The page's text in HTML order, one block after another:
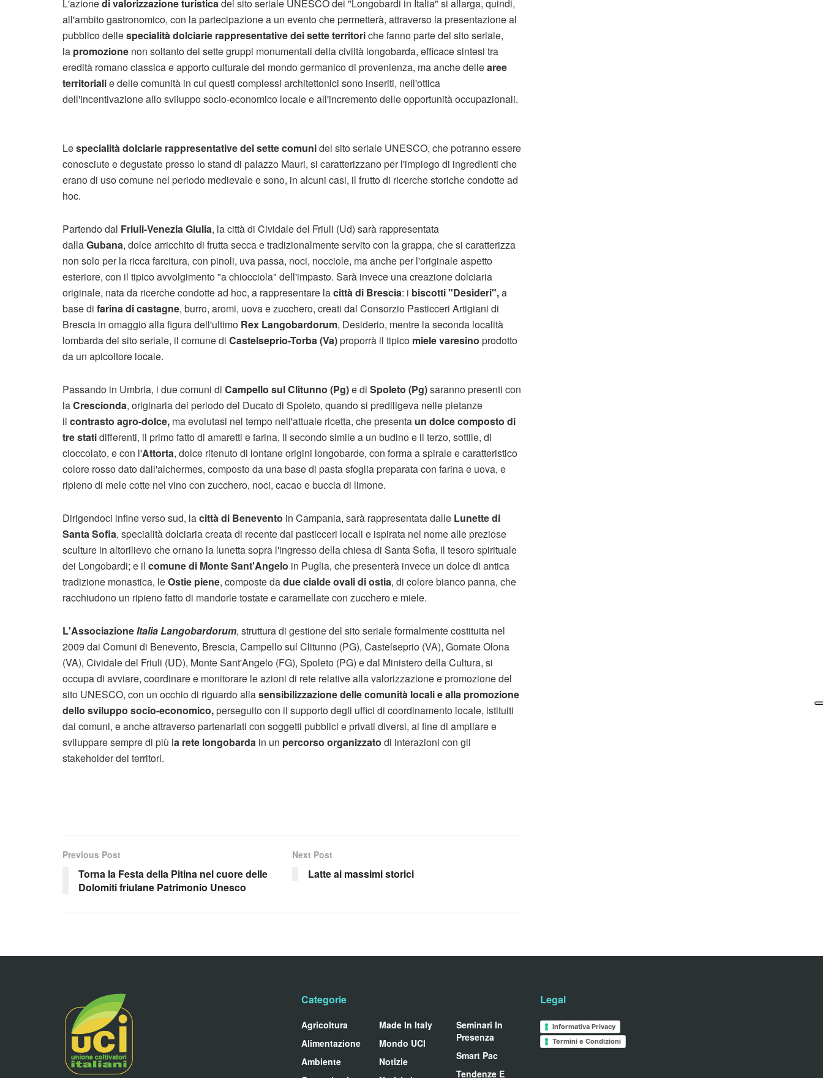
L'azionedi valorizzazione turisticadel sito seriale UNESCO dei "Longobardi in Italia" si allarga, quindi,
all'ambito gastronomico, con la partecipazione a un evento che permetterà, attraverso la presentazione al
pubblico dellespecialità dolciarie rappresentative dei sette territoriche fanno parte del sito seriale,
la promozione non soltanto dei sette gruppi monumentali della civiltà longobarda, efficace sintesi tra
eredità romano classica e apporto culturale del mondo germanico di provenienza, ma anche dellearee
territorialie delle comunità in cui questi complessi architettonici sono inseriti, nell'ottica
dell'incentivazione allo sviluppo socio-economico locale e all'incremento delle opportunità occupazionali.
Lespecialità dolciarie rappresentative dei sette comunidel sito seriale UNESCO, che potranno essere
conosciute e degustate presso lo stand di palazzo Mauri, si caratterizzano per l'impiego di ingredienti che
erano di uso comune nel periodo medievale e sono, in alcuni casi, il frutto di ricerche storiche condotte ad
hoc.
Partendo dal Friuli-Venezia Giulia, la città di Cividale del Friuli (Ud) sarà rappresentata
dallaGubana, dolce arricchito di frutta secca e tradizionalmente servito con la grappa, che si caratterizza
non solo per la ricca farcitura, con pinoli, uva passa, noci, nocciole, ma anche per l'originale aspetto
esteriore, con il tipico avvolgimento "a chiocciola" dell'impasto. Sarà invece una creazione dolciaria
originale, nata da ricerche condotte ad hoc, a rappresentare lacittà di Brescia: i biscotti "Desideri",a
base di farina di castagne, burro, aromi, uova e zucchero, creati dal Consorzio Pasticceri Artigiani di
Brescia in omaggio alla figura dell'ultimo Rex Langobardorum, Desiderio, mentre la seconda località
lombarda del sito seriale, il comune di Castelseprio-Torba (Va)proporrà il tipico miele varesino prodotto
da un apicoltore locale.
Passando in Umbria, i due comuni di Campello sul Clitunno (Pg)e di Spoleto (Pg)saranno presenti con
laCrescionda, originaria del periodo del Ducato di Spoleto, quando si prediligeva nelle pietanze
il contrasto agro-dolce, ma evolutasi nel tempo nell'attuale ricetta, che presenta un dolce composto di
tre statidifferenti, il primo fatto di amaretti e farina, il secondo simile a un budino e il terzo, sottile, di
cioccolato, e con l'Attorta, dolce ritenuto di lontane origini longobarde, con forma a spirale e caratteristico
colore rosso dato dall'alchermes, composto da una base di pasta sfoglia preparata con farina e uova, e
ripieno di mele cotte nel vino con zucchero, noci, cacao e buccia di limone.
Dirigendoci infine verso sud, lacittà di Benevento in Campania, sarà rappresentata dalle Lunette di
Santa Sofia, specialità dolciaria creata di recente dai pasticceri locali e ispirata nel nome alle preziose
sculture in altorilievo che ornano la lunetta sopra l'ingresso della chiesa di Santa Sofia, il tesoro spirituale
dei Longobardi; e il comune di Monte Sant'Angelo in Puglia, che presenterà invece un dolce di antica
tradizione monastica, leOstie piene, composte dadue cialde ovali di ostia, di colore bianco panna, che
racchiudono un ripieno fatto di mandorle tostate e caramellate con zucchero e miele.
L'AssociazioneItalia Langobardorum, struttura di gestione del sito seriale formalmente costituita nel
2009 dai Comuni di Benevento, Brescia, Campello sul Clitunno (PG), Castelseprio (VA), Gornate Olona
(VA), Cividale del Friuli (UD), Monte Sant'Angelo (FG), Spoleto (PG) e dal Ministero della Cultura, si
occupa di avviare, coordinare e monitorare le azioni di rete relative alla valorizzazione e promozione del
sito UNESCO, con un occhio di riguardo allasensibilizzazione delle comunità locali e alla promozione
dello sviluppo socio-economico,perseguito con il supporto degli uffici di coordinamento locale, istituiti
dai comuni, e anche attraverso partenariati con soggetti pubblici e privati diversi, al fine di ampliare e
sviluppare sempre di più la rete longobarda in un percorso organizzato di interazioni con gli
stakeholder dei territori.
Previous Post
Torna la Festa della Pitina nel cuore delle
Dolomiti friulane Patrimonio Unesco
Next Post
Latte ai massimi storici
Categorie
Agricoltura
Alimentazione
Ambiente
Made In Italy
Mondo UCI
Notizie
Seminari In
Presenza
Smart Pac
Tendenze E
Legal
Informativa Privacy
Termini e Condizioni